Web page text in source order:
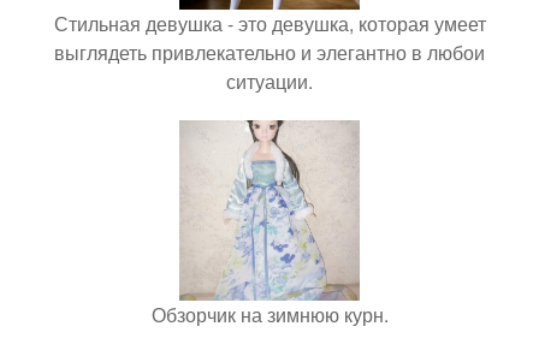
Стильная девушка - это девушка, которая умеет
выглядеть привлекательно и элегантно в любои
ситуации.
Обзорчик на зимнюю курн.